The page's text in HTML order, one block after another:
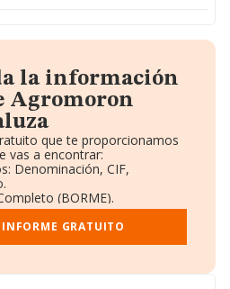
la información
Agromoron
que te proporcionamos
vas a encontrar:
Denominación, CIF,
(BORME).
Ventas y Empleados.
y Administradores.
GRATUITO